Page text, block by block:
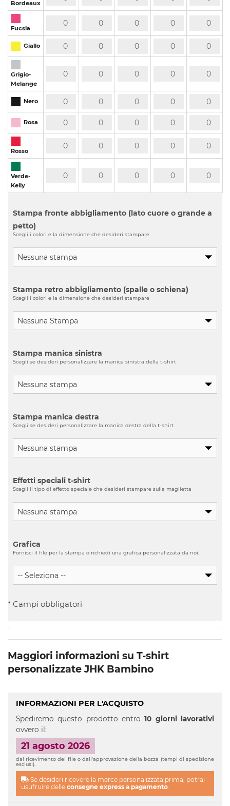
Bordeaux
Fucsia
Giallo
Grigio-
Melange
Nero
Rosa
Rosso
Verde-
Kelly
Stampa fronte abbigliamento (lato cuore o grande a
petto)
Scegli i colori e la dimensione che desideri stampare
Stampa retro abbigliamento (spalle o schiena)
Scegli i colori e la dimensione che desideri stampare
Stampa manica sinistra
Scegli se desideri personalizzare la manica sinistra della t-shirt
Stampa manica destra
Scegli se desideri personalizzare la manica destra della t-shirt
Effetti speciali t-shirt
Scegli il tipo di effetto speciale che desideri stampare sulla maglietta
Grafica
Fornisci il file per la stampa o richiedi una grafica personalizzata da noi.
* Campi obbligatori
Maggiori informazioni su T-shirt
personalizzate JHK Bambino
INFORMAZIONI PER L'ACQUISTO
Spediremo questo prodotto entro10 giorni lavorativi
ovvero il:
21 agosto 2026
dal ricevimento del file o dall'approvazione della bozza (tempi di spedizione
esclusi).
Se desideri ricevere la merce personalizzata prima, potrai
usufruire delle consegne express a pagamento.